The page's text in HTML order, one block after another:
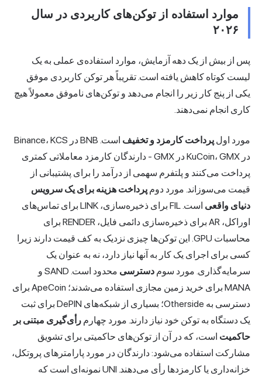
موارد استفاده از توکن‌های کاربردی در سال
۲۰۲۶
پس از بیش از یک دهه آزمایش، موارد استفاده‌ی عملی به یک
لیست کوتاه کاهش یافته است. تقریباً هر توکن کاربردی موفق
یکی از پنج کار زیر را انجام می‌دهد و توکن‌های ناموفق معمولاً هیچ
کاری انجام نمی‌دهند.
مورد اول پرداخت کارمزد و تخفیف
است. BNB در Binance، KCS
در KuCoin، GMX در GMX - دارندگان کارمزد معاملاتی کمتری
پرداخت می‌کنند و پلتفرم سهمی از درآمد را برای پشتیبانی از
قیمت می‌سوزاند. مورد دومپرداخت هزینه برای یک سرویس
دنیای واقعی
است. FIL برای ذخیره‌سازی، LINK برای تماس‌های
اوراکل، AR برای ذخیره‌سازی دائمی فایل، RENDER برای
محاسبات GPU. این توکن‌ها چیزی نزدیک به کف قیمت دارند زیرا
کسی برای اجرای یک کار به آنها نیاز دارد، نه به عنوان یک
سرمایه‌گذاری. مورد سومدسترسی
محدود است. SAND و
MANA برای خرید زمین مجازی استفاده می‌شدند؛ ApeCoin برای
دسترسی به Otherside؛ بسیاری از شبکه‌های DePIN برای ثبت
یک دستگاه به توکن خود نیاز دارند. مورد چهارمرأی‌گیری مبتنی بر
حاکمیتاست، که در آن از توکن‌های حاکمیتی برای تشویق
مشارکت استفاده می‌شود: دارندگان در مورد پارامترهای پروتکل،
خزانه‌داری یا کارمزدها رأی می‌دهند. UNI نمونه‌ای است که